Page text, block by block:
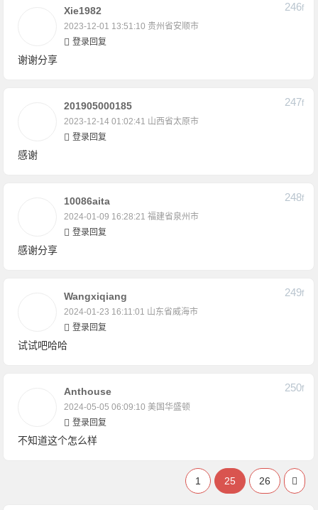
Xie1982
2023-12-01 13:51:10 贵州省安顺市
246F
登录回复
谢谢分享
201905000185
2023-12-14 01:02:41 山西省太原市
247F
登录回复
感谢
10086aita
2024-01-09 16:28:21 福建省泉州市
248F
登录回复
感谢分享
Wangxiqiang
2024-01-23 16:11:01 山东省威海市
249F
登录回复
试试吧哈哈
Anthouse
2024-05-05 06:09:10 美国华盛顿
250F
登录回复
不知道这个怎么样
1 25 26